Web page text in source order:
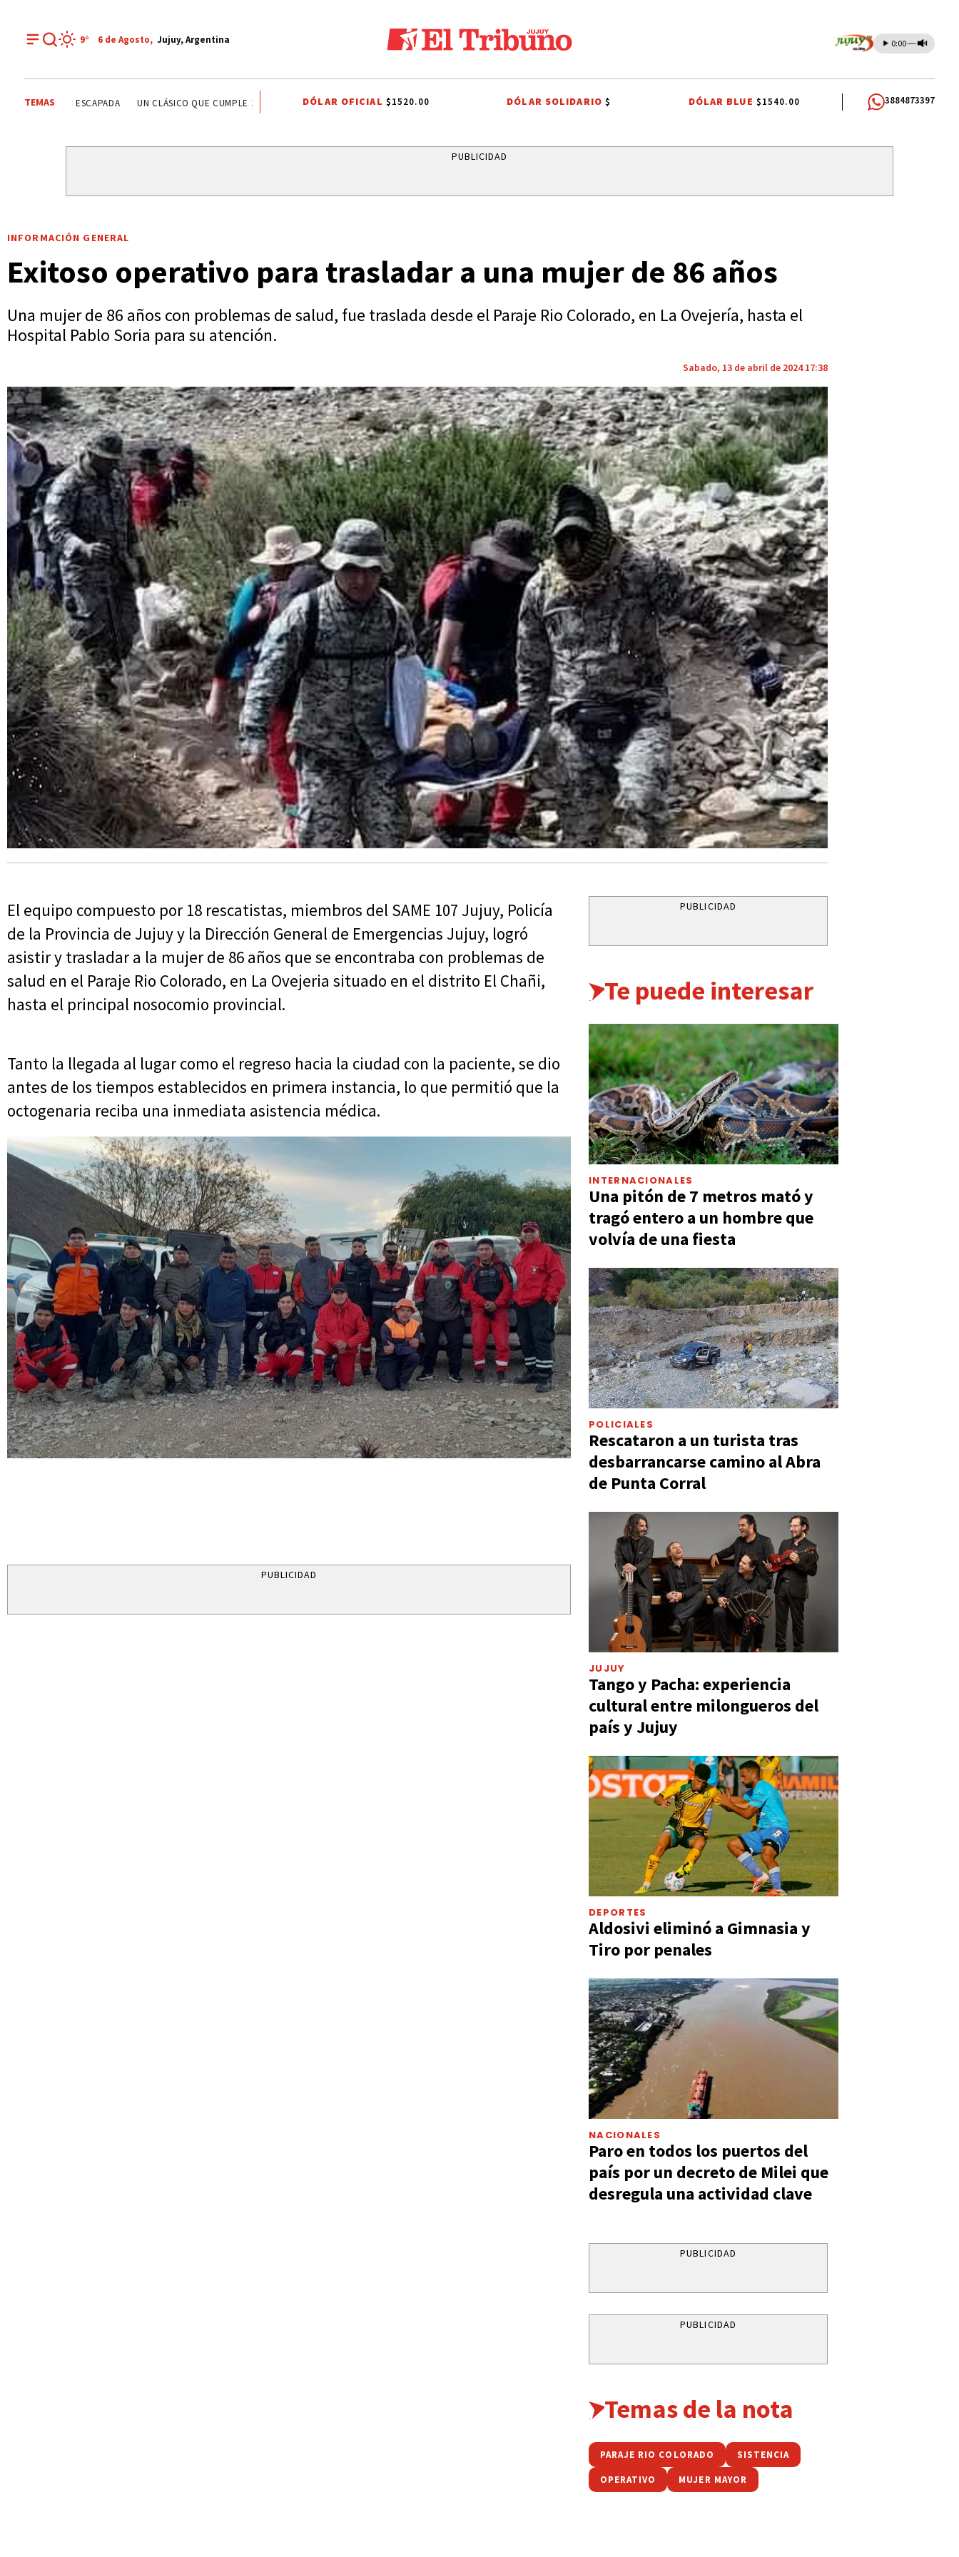
9° 6 de Agosto, Jujuy, Argentina 0:00
TEMAS MISIÓN PRIMAVERA PAPA LEÓN XIV PLAN ESCAPADA UN CLÁSICO QUE CUMPLE 38 AÑOS ONDA ESTUDIANTIL 2026 BANCO MACRO REGIONES VIVAS "CLUB ATLÉTICO
DÓLAR OFICIAL $1520.00 DÓLAR SOLIDARIO$ DÓLAR BLUE $1540.00 3884873397
PUBLICIDAD
INFORMACIÓN GENERAL
Exitoso operativo para trasladar a una mujer de 86 años
Una mujer de 86 años con problemas de salud, fue traslada desde el Paraje Rio Colorado, en La Ovejería, hasta el
Hospital Pablo Soria para su atención.
Sabado, 13 de abril de 2024 17:38
El equipo compuesto por 18 rescatistas, miembros del SAME 107 Jujuy, Policía
de la Provincia de Jujuy y la Dirección General de Emergencias Jujuy, logró
asistir y trasladar a la mujer de 86 años que se encontraba con problemas de
salud en el Paraje Rio Colorado, en La Ovejeria situado en el distrito El Chañi,
hasta el principal nosocomio provincial.
Tanto la llegada al lugar como el regreso hacia la ciudad con la paciente, se dio
antes de los tiempos establecidos en primera instancia, lo que permitió que la
octogenaria reciba una inmediata asistencia médica.
PUBLICIDAD
PUBLICIDAD
Te puede interesar
INTERNACIONALES
Una pitón de 7 metros mató y
tragó entero a un hombre que
volvía de una fiesta
POLICIALES
Rescataron a un turista tras
desbarrancarse camino al Abra
de Punta Corral
JUJUY
Tango y Pacha: experiencia
cultural entre milongueros del
país y Jujuy
DEPORTES
Aldosivi eliminó a Gimnasia y
Tiro por penales
NACIONALES
Paro en todos los puertos del
país por un decreto de Milei que
desregula una actividad clave
PUBLICIDAD
PUBLICIDAD
Temas de la nota
PARAJE RIO COLORADO SISTENCIA
OPERATIVO MUJER MAYOR